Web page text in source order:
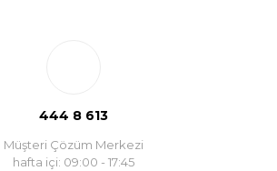
444 8 613
Müşteri Çözüm Merkezi
hafta içi: 09:00 - 17:45